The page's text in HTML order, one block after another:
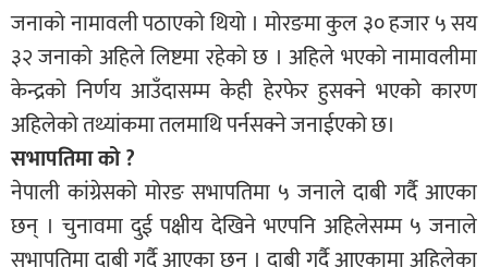
जनाको नामावली पठाएको थियो । मोरङमा कुल ३० हजार ५ सय
३२ जनाको अहिले लिष्टमा रहेको छ । अहिले भएको नामावलीमा
केन्द्रको निर्णय आउँदासम्म केही हेरफेर हुसक्ने भएको कारण
अहिलेको तथ्यांकमा तलमाथि पर्नसक्ने जनाईएको छ।
सभापतिमा को ?
नेपाली कांग्रेसको मोरङ सभापतिमा ५ जनाले दाबी गर्दै आएका
छन् । चुनावमा दुई पक्षीय देखिने भएपनि अहिलेसम्म ५ जनाले